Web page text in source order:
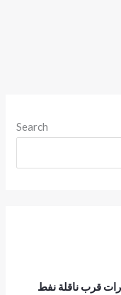
Search
قرب ناقلة نفط